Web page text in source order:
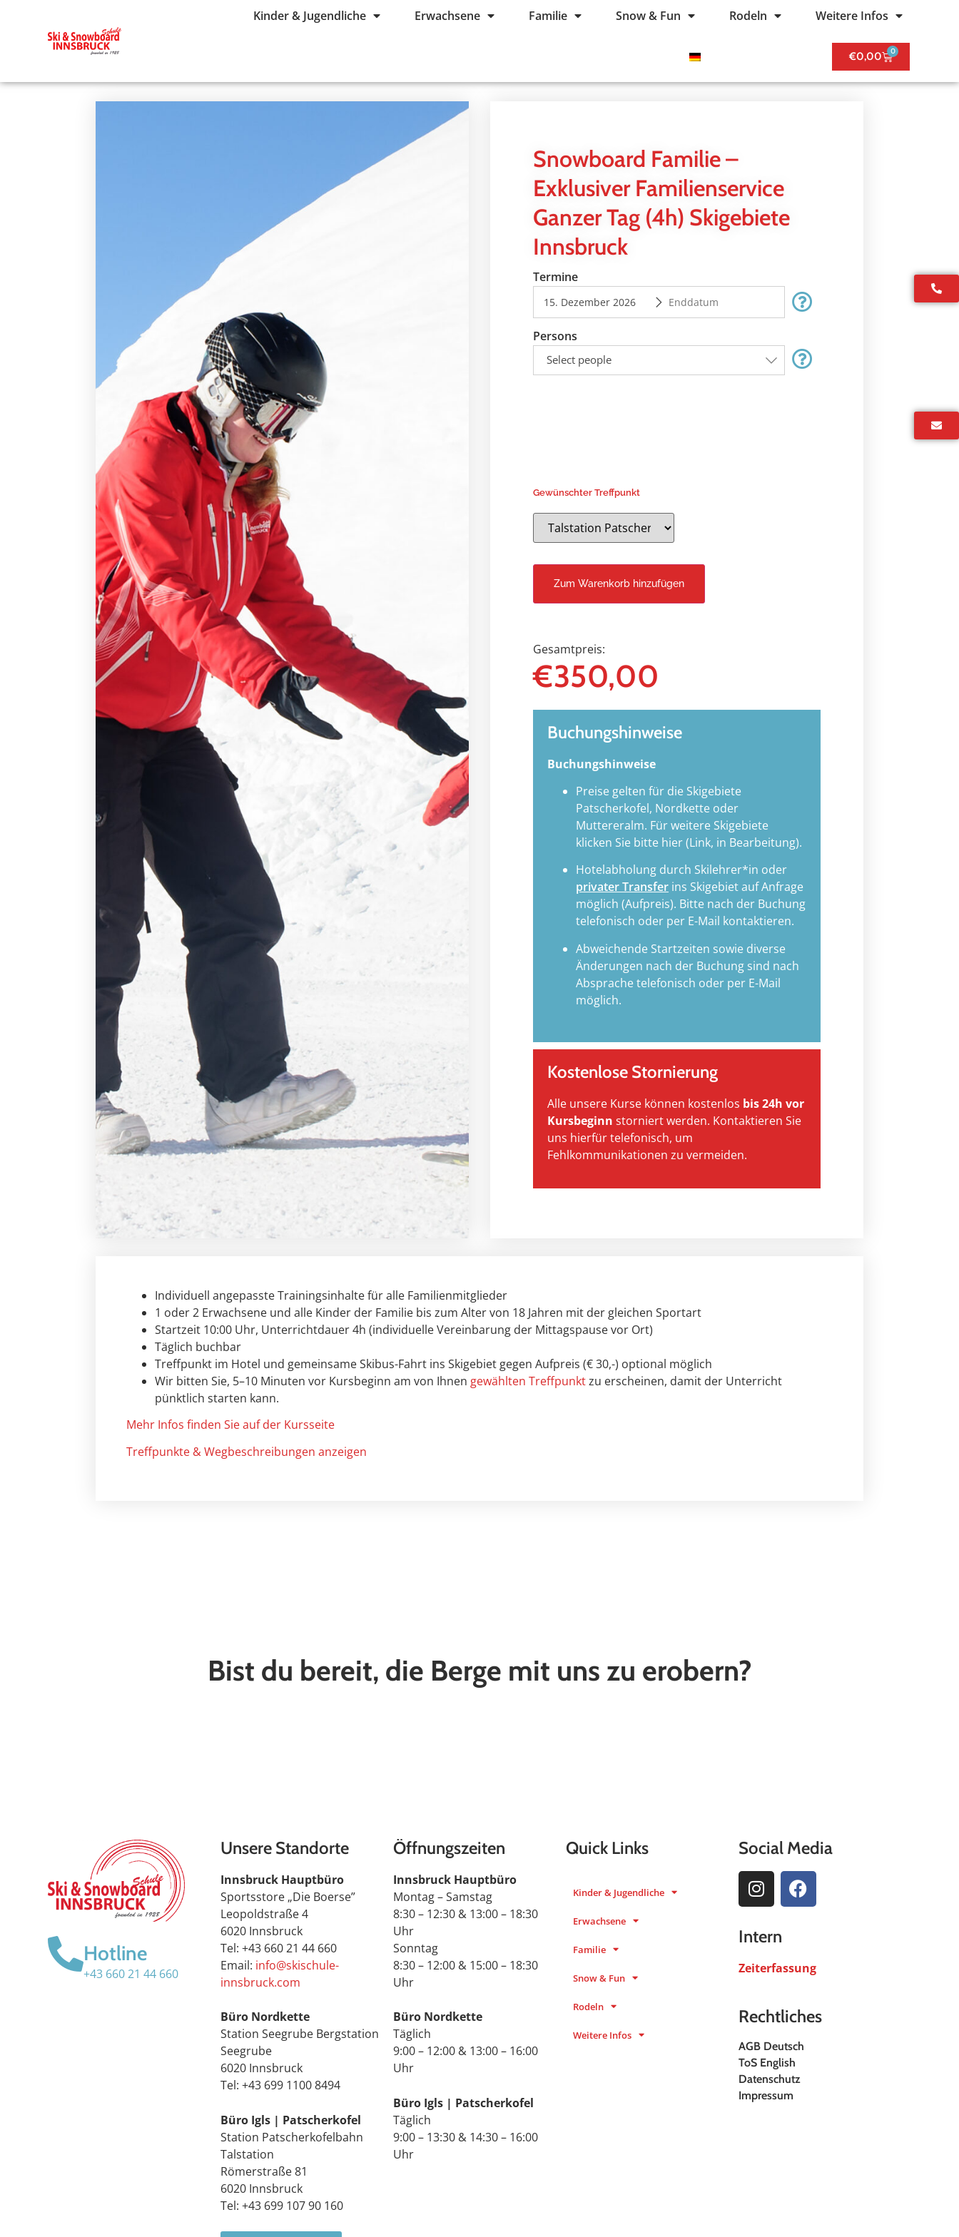
Kinder & Jugendliche Erwachsene Familie Snow & Fun Rodeln Weitere Infos
€0,00 0
Snowboard Familie –
Exklusiver Familienservice
Ganzer Tag (4h) Skigebiete
Innsbruck
Termine
Persons
Select people
Gewünschter Treffpunkt
Zum Warenkorb hinzufügen
Gesamtpreis:
€350,00
Buchungshinweise
Buchungshinweise
Preise gelten für die Skigebiete
Patscherkofel, Nordkette oder
Muttereralm. Für weitere Skigebiete
klicken Sie bitte hier (Link, in Bearbeitung).
Hotelabholung durch Skilehrer*in oder
privater Transfer ins Skigebiet auf Anfrage
möglich (Aufpreis). Bitte nach der Buchung
telefonisch oder per E-Mail kontaktieren.
Abweichende Startzeiten sowie diverse
Änderungen nach der Buchung sind nach
Absprache telefonisch oder per E-Mail
möglich.
Kostenlose Stornierung
Alle unsere Kurse können kostenlos bis 24h vor
Kursbeginn storniert werden. Kontaktieren Sie
uns hierfür telefonisch, um
Fehlkommunikationen zu vermeiden.
Individuell angepasste Trainingsinhalte für alle Familienmitglieder
1 oder 2 Erwachsene und alle Kinder der Familie bis zum Alter von 18 Jahren mit der gleichen Sportart
Startzeit 10:00 Uhr, Unterrichtdauer 4h (individuelle Vereinbarung der Mittagspause vor Ort)
Täglich buchbar
Treffpunkt im Hotel und gemeinsame Skibus-Fahrt ins Skigebiet gegen Aufpreis (€ 30,-) optional möglich
Wir bitten Sie, 5–10 Minuten vor Kursbeginn am von Ihnen gewählten Treffpunktzu erscheinen, damit der Unterricht
pünktlich starten kann.
Mehr Infos finden Sie auf der Kursseite
Treffpunkte & Wegbeschreibungen anzeigen
Bist du bereit, die Berge mit uns zu erobern?
Hotline
+43 660 21 44 660
Unsere Standorte
Innsbruck Hauptbüro
Sportsstore „Die Boerse”
Leopoldstraße 4
6020 Innsbruck
Tel: +43 660 21 44 660
Email: info@skischule-
innsbruck.com
Büro Nordkette
Station Seegrube Bergstation
Seegrube
6020 Innsbruck
Tel: +43 699 1100 8494
Büro Igls | Patscherkofel
Station Patscherkofelbahn
Talstation
Römerstraße 81
6020 Innsbruck
Tel: +43 699 107 90 160
Öffnungszeiten
Innsbruck Hauptbüro
Montag – Samstag
8:30 – 12:30 & 13:00 – 18:30
Uhr
Sonntag
8:30 – 12:00 & 15:00 – 18:30
Uhr
Büro Nordkette
Täglich
9:00 – 12:00 & 13:00 – 16:00
Uhr
Büro Igls | Patscherkofel
Täglich
9:00 – 13:30 & 14:30 – 16:00
Uhr
Quick Links
Kinder & Jugendliche
Erwachsene
Familie
Snow & Fun
Rodeln
Weitere Infos
Social Media
Intern
Zeiterfassung
Rechtliches
AGB Deutsch
ToS English
Datenschutz
Impressum